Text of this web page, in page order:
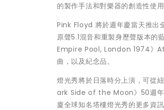
的製作手法和對樂器的創造性使
Pink Floyd 將於週年慶當天推出
原聲5.1混音和重製身歷聲版本
Empire Pool, London 1974》
曲，以及紀念品。
燈光秀將於日落時分上演，可從
ark Side of the Moon》50週年
廈全球知名塔樓燈光秀的更多資訊